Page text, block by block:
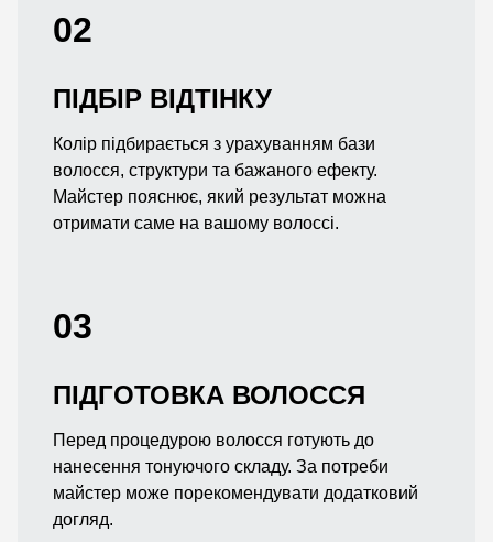
02
ПІДБІР ВІДТІНКУ
Колір підбирається з урахуванням бази
волосся, структури та бажаного ефекту.
Майстер пояснює, який результат можна
отримати саме на вашому волоссі.
03
ПІДГОТОВКА ВОЛОССЯ
Перед процедурою волосся готують до
нанесення тонуючого складу. За потреби
майстер може порекомендувати додатковий
догляд.